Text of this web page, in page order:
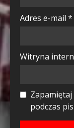
Adres e-mail *
Witryna
podczas